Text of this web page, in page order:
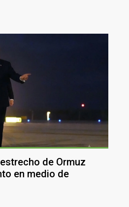
de Ormuz
en medio de